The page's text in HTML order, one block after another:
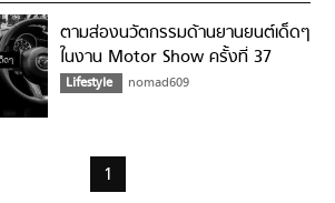
ตามส่องนวัตกรรมด้านยานยนต์เด็ดๆ
ในงาน Motor Show ครั้งที่ 37
(รถยนต์)
Lifestyle nomad609
1